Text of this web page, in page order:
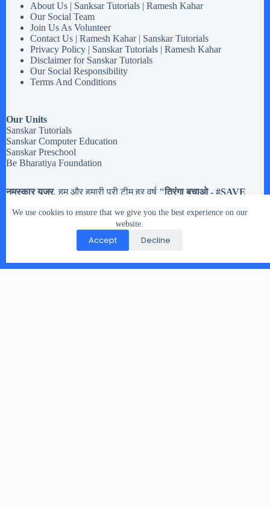
We use cookies to ensure that we give you the best experience on our
website.
Accept Decline
About Us | Sanksar Tutorials | Ramesh Kahar
Our Social Team
Join Us As Volunteer
Contact Us | Ramesh Kahar | Sanskar Tutorials
Privacy Policy | Sanskar Tutorials | Ramesh Kahar
Disclaimer for Sanskar Tutorials
Our Social Responsibility
Terms And Conditions
Our Units
Sanskar Tutorials
Sanskar Computer Education
Sanskar Preschool
Be Bharatiya Foundation
नमस्कार यूजर, हम और हमारी पूरी टीम हर वर्ष "तिरंगा बचाओ - #SAVE
तिरंगे झंडे इकट्टा किये है. मतलब यह की यदि आपको१५ अगस्त और २६
जनवरी या किसी भी राष्ट्रिय त्यौहारमें इस्तेमाल होने वाले तिरंगे झंडे रास्ते
पर गिरे मिले, या आप के पास हो पर उसे संभालकर नहीं रख नहीं सकते तो
आप हमारे दिए पते पर भेज सकते है.